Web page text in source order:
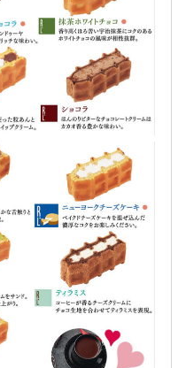
年7月
年6月
年5月
年4月
年3月
年2月
年1月
年12月
年11月